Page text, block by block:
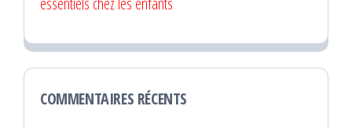
COMMENTAIRES RÉCENTS